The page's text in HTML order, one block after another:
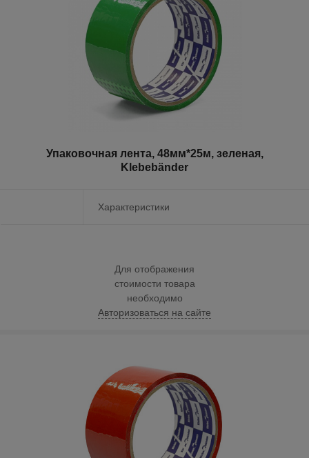
Упаковочная лента, 48мм*25м, зеленая,
Klebebänder
Характеристики
Для отображения
стоимости товара
необходимо
Авторизоваться на сайте